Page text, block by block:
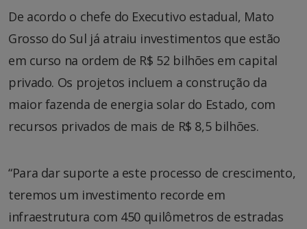
De acordo o chefe do Executivo estadual, Mato
Grosso do Sul já atraiu investimentos que estão
em curso na ordem de R$ 52 bilhões em capital
privado. Os projetos incluem a construção da
maior fazenda de energia solar do Estado, com
recursos privados de mais de R$ 8,5 bilhões.
“Para dar suporte a este processo de crescimento,
teremos um investimento recorde em
infraestrutura com 450 quilômetros de estradas